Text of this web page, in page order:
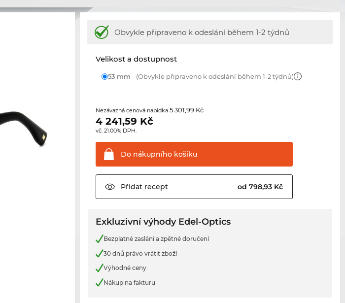
Obvykle připraveno k odeslání během 1-2 týdnů
Velikost a dostupnost
53 mm (Obvykle připraveno k odeslání během 1-2 týdnů)
Nezávazná cenová nabídka5 301,99 Kč
4 241,59 Kč
vč. 21.00% DPH.
Do nákupního košíku
Přidat recept od 798,93 Kč
Exkluzivní výhody Edel-Optics
Bezplatné zaslání a zpětné doručení
30 dnů právo vrátit zboží
Výhodné ceny
Nákup na fakturu